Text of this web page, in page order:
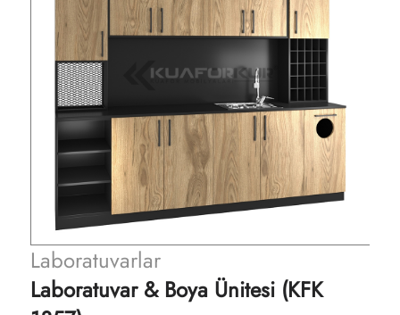
Laboratuvarlar
Laboratuvar & Boya Ünitesi (KFK